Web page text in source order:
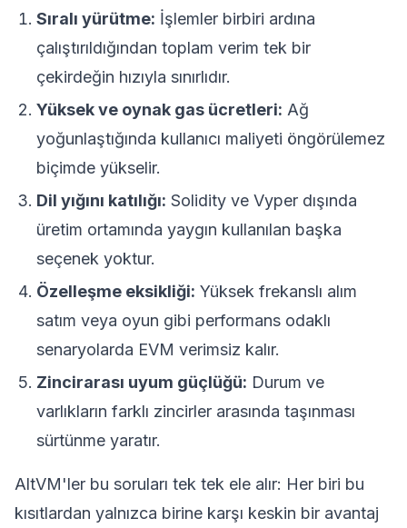
Sıralı yürütme: İşlemler birbiri ardına
çalıştırıldığından toplam verim tek bir
çekirdeğin hızıyla sınırlıdır.
Yüksek ve oynak gas ücretleri: Ağ
yoğunlaştığında kullanıcı maliyeti öngörülemez
biçimde yükselir.
Dil yığını katılığı: Solidity ve Vyper dışında
üretim ortamında yaygın kullanılan başka
seçenek yoktur.
Özelleşme eksikliği: Yüksek frekanslı alım
satım veya oyun gibi performans odaklı
senaryolarda EVM verimsiz kalır.
Zincirarası uyum güçlüğü: Durum ve
varlıkların farklı zincirler arasında taşınması
sürtünme yaratır.
AltVM'ler bu soruları tek tek ele alır: Her biri bu
kısıtlardan yalnızca birine karşı keskin bir avantaj